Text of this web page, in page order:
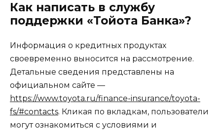
Как написать в службу
поддержки «Тойота Банка»?
Информация о кредитных продуктах
своевременно выносится на рассмотрение.
Детальные сведения представлены на
официальном сайте —
https://www.toyota.ru/finance-insurance/toyota-
fs/#contacts. Кликая по вкладкам, пользователи
могут ознакомиться с условиями и